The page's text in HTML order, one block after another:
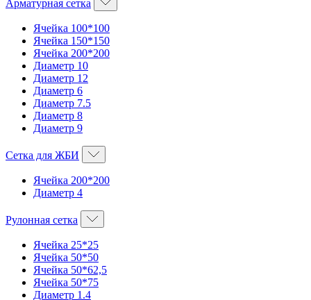
Арматурная сетка
Ячейка 100*100
Ячейка 150*150
Ячейка 200*200
Диаметр 10
Диаметр 12
Диаметр 6
Диаметр 7.5
Диаметр 8
Диаметр 9
Сетка для ЖБИ
Ячейка 200*200
Диаметр 4
Рулонная сетка
Ячейка 25*25
Ячейка 50*50
Ячейка 50*62,5
Ячейка 50*75
Диаметр 1.4